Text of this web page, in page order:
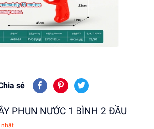
sẻ
PHUN NƯỚC 1 BÌNH 2 ĐẦU
nhật